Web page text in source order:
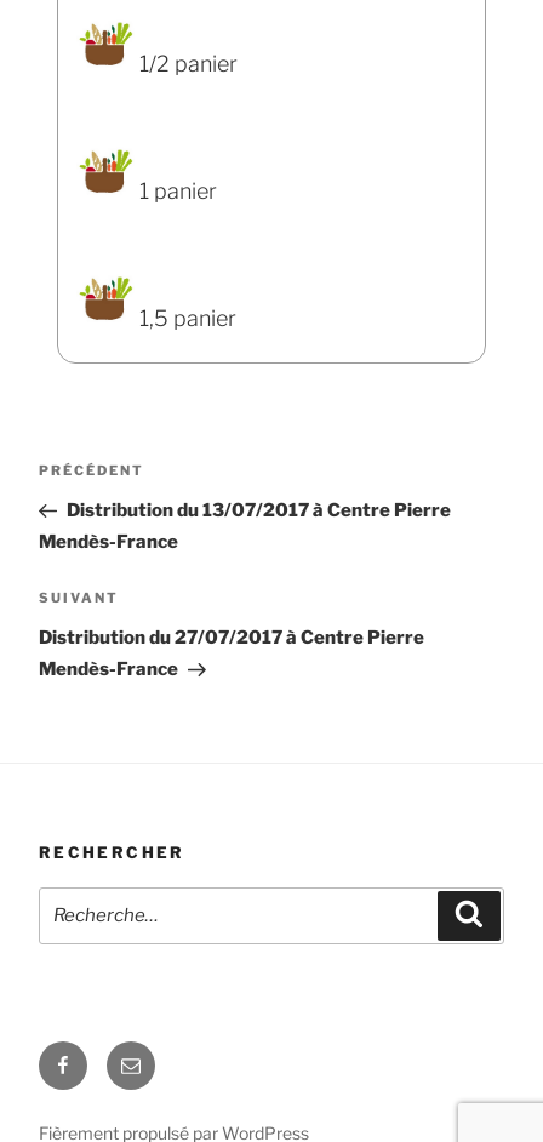
1/2 panier
1 panier
1,5 panier
Navigation
l’article
Article
précédent
PRÉCÉDENT
Distribution du 13/07/2017 à Centre Pierre
Mendès-France
Article
suivant
SUIVANT
Distribution du 27/07/2017 à Centre Pierre
Mendès-France
RECHERCHER
Recherche
Facebook
E-
mail
Fièrement propulsé par WordPress